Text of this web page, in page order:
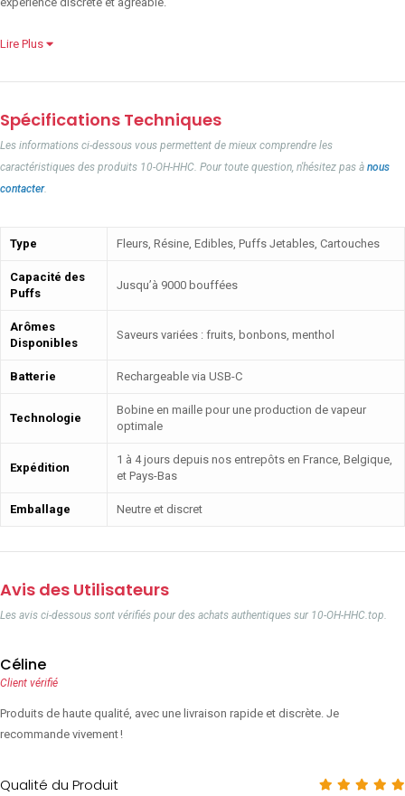
Lire Plus
Spécifications Techniques
Les informations ci-dessous vous permettent de mieux comprendre les
caractéristiques des produits 10-OH-HHC. Pour toute question, n'hésitez pas à nous
contacter.
Type Fleurs, Résine, Edibles, Puffs Jetables, Cartouches
Capacité des
Puffs
Jusqu’à 9000 bouffées
Arômes
Disponibles
Saveurs variées : fruits, bonbons, menthol
Batterie Rechargeable via USB-C
Technologie
Bobine en maille pour une production de vapeur
optimale
Expédition
1 à 4 jours depuis nos entrepôts en France, Belgique,
et Pays-Bas
Emballage Neutre et discret
Avis des Utilisateurs
Les avis ci-dessous sont vérifiés pour des achats authentiques sur 10-OH-HHC.top.
Céline
Client vérifié
Produits de haute qualité, avec une livraison rapide et discrète. Je
recommande vivement !
Qualité du Produit